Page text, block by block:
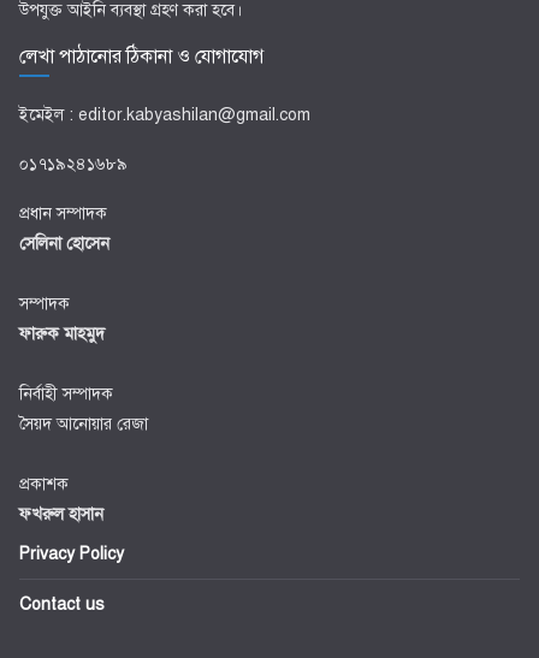
উপযুক্ত আইনি ব্যবস্থা গ্রহণ করা হবে।
লেখা পাঠানোর ঠিকানা ও যোগাযোগ
ইমেইল : editor.kabyashilan@gmail.com
০১৭১৯২৪১৬৮৯
প্রধান সম্পাদক
সেলিনা হোসেন
সম্পাদক
ফারুক মাহমুদ
নির্বাহী সম্পাদক
সৈয়দ আনোয়ার রেজা
প্রকাশক
ফখরুল হাসান
Privacy Policy
Contact us